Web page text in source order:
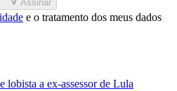
Assinar
e o tratamento dos meus dados
lobista a ex-assessor de Lula